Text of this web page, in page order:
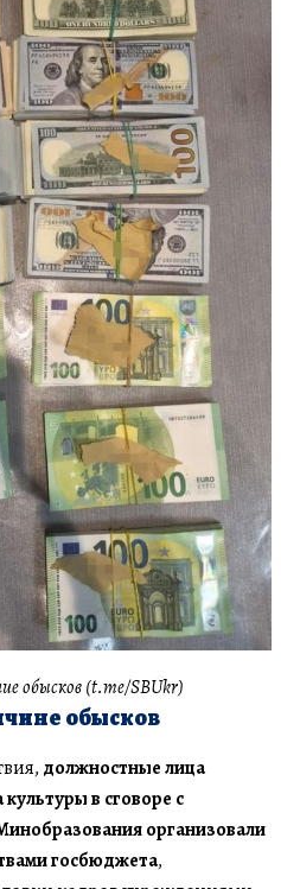
обысков (t.me/SBUkr)
обысков
должностные лица
в сговоре с
организовали
госбюджета,